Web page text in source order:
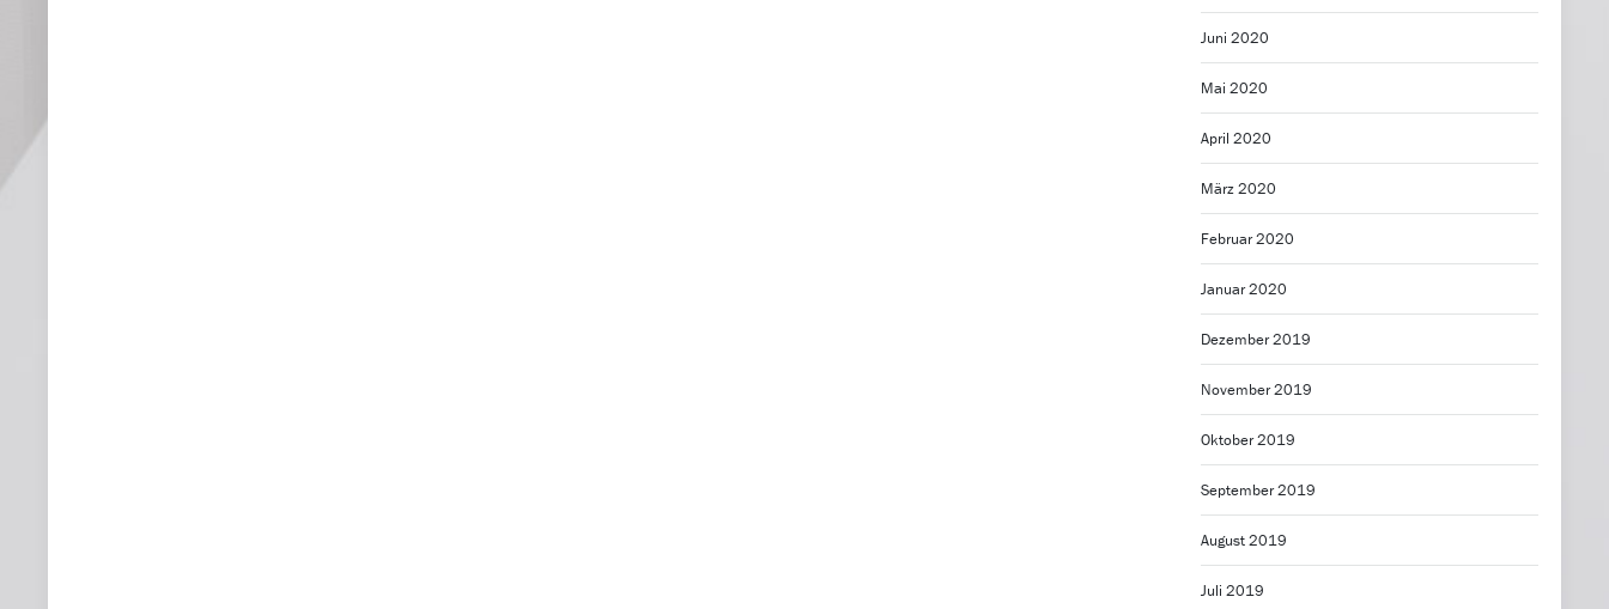
Juni 2020
Mai 2020
April 2020
März 2020
Februar 2020
Januar 2020
Dezember 2019
November 2019
Oktober 2019
September 2019
August 2019
Juli 2019